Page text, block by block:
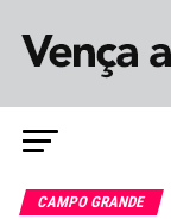
CAMPO GRANDE